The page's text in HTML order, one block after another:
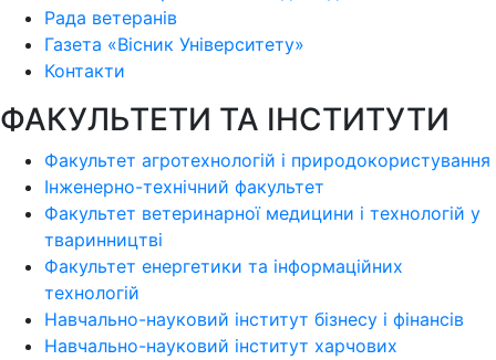
Рада ветеранів
Газета «Вісник Університету»
Контакти
ФАКУЛЬТЕТИ ТА ІНСТИТУТИ
Факультет агротехнологій і природокористування
Інженерно-технічний факультет
Факультет ветеринарної медицини і технологій у
тваринництві
Факультет енергетики та інформаційних
технологій
Навчально-науковий інститут бізнесу і фінансів
Навчально-науковий інститут харчових